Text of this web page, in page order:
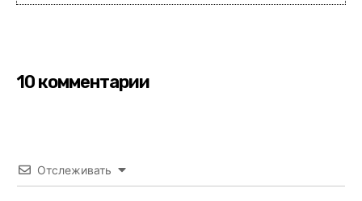
10 комментарии
Отслеживать